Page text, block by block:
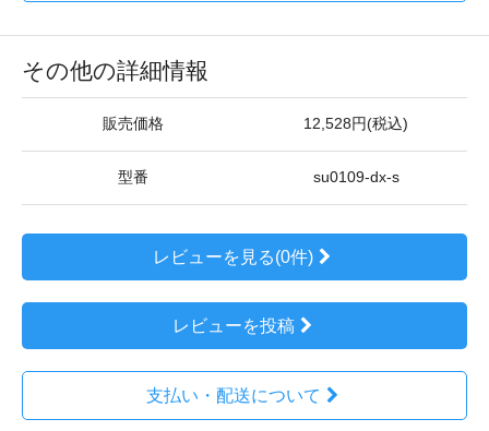
その他の詳細情報
販売価格 12,528円(税込)
型番 su0109-dx-s
レビューを見る(0件)
レビューを投稿
支払い・配送について